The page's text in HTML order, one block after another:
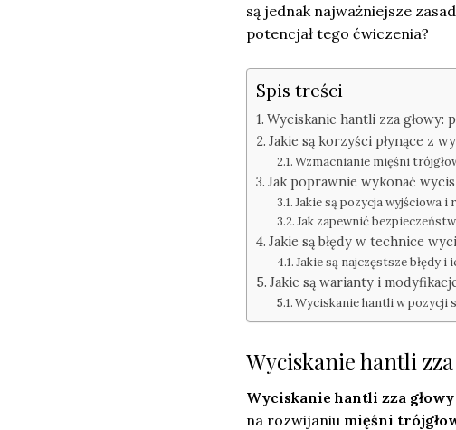
są jednak najważniejsze
potencjał tego ćwiczenia?
Spis treści
Wyciskanie hantli zza głowy:
Jakie są korzyści płynące z
Wzmacnianie mięśni
Jak poprawnie wykonać
Jakie są pozycja wyjściowa i
Jak zapewnić
Jakie są błędy w technice
Jakie są najczęstsze błędy i
Jakie są warianty i
Wyciskanie hantli w pozycji
Wyciskanie hantli
Wyciskanie hantli zza głowy
na rozwijaniu mięśni